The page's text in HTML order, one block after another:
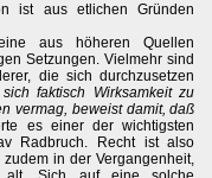
ist aus etlichen Gründen
aus höheren Quellen
Setzungen. Vielmehr sind
die sich durchzusetzen
faktisch Wirksamkeit zu
vermag, beweist damit, daß
es einer der wichtigsten
Radbruch. Recht ist also
in der Vergangenheit,